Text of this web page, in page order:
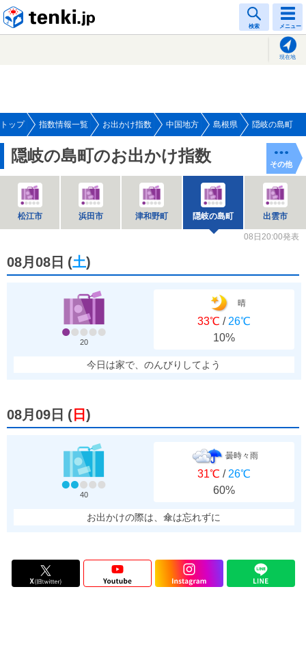
検索 メニュー
現在地
トップ 指数情報一覧 お出かけ指数 中国地方 島根県 隠岐の島町
隠岐の島町のお出かけ指数 その他
松江市 浜田市 津和野町 隠岐の島町 出雲市
08日20:00発表
08月08日 (土)
20
晴
33℃ / 26℃
10%
今日は家で、のんびりしてよう
08月09日 ( 日 )
40
曇時々雨
31℃ / 26℃
60%
お出かけの際は、傘は忘れずに